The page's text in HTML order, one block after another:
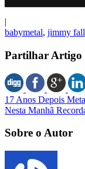
|
babymetal, jimmy
Partilhar Artigo
17 Anos Depois
Nesta Manhã
Sobre o Autor